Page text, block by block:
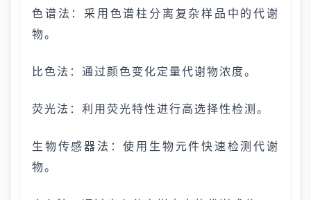
色谱法：采用色谱柱分离复杂样品中的代谢
物。
比色法：通过颜色变化定量代谢物浓度。
荧光法：利用荧光特性进行高选择性检测。
生物传感器法：使用生物元件快速检测代谢
物。